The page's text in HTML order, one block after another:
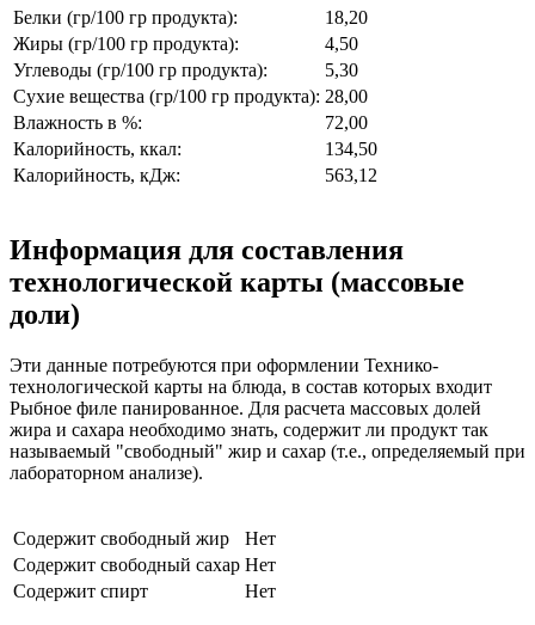
Белки (гр/100 гр продукта):
18,20
Жиры (гр/100 гр продукта):
4,50
Углеводы (гр/100 гр продукта):
5,30
Сухие вещества (гр/100 гр продукта): 28,00
Влажность в %:
72,00
Калорийность, ккал:
134,50
Калорийность, кДж:
563,12
Информация для составления
технологической карты (массовые
доли)
Эти данные потребуются при оформлении Технико-
технологической карты на блюда, в состав которых входит
Рыбное филе панированное. Для расчета массовых долей
жира и сахара необходимо знать, содержит ли продукт так
называемый "свободный" жир и сахар (т.е., определяемый при
лабораторном анализе).
Содержит свободный жир
Нет
Содержит свободный сахар Нет
Содержит спирт
Нет